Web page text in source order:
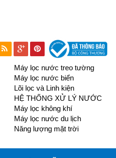
Máy lọc nước treo tường
Máy lọc nước biển
Lõi lọc và Linh kiện
HỆ THỐNG XỬ LÝ NƯỚC
Máy lọc không khí
Máy lọc nước du lịch
Năng lượng mặt trời